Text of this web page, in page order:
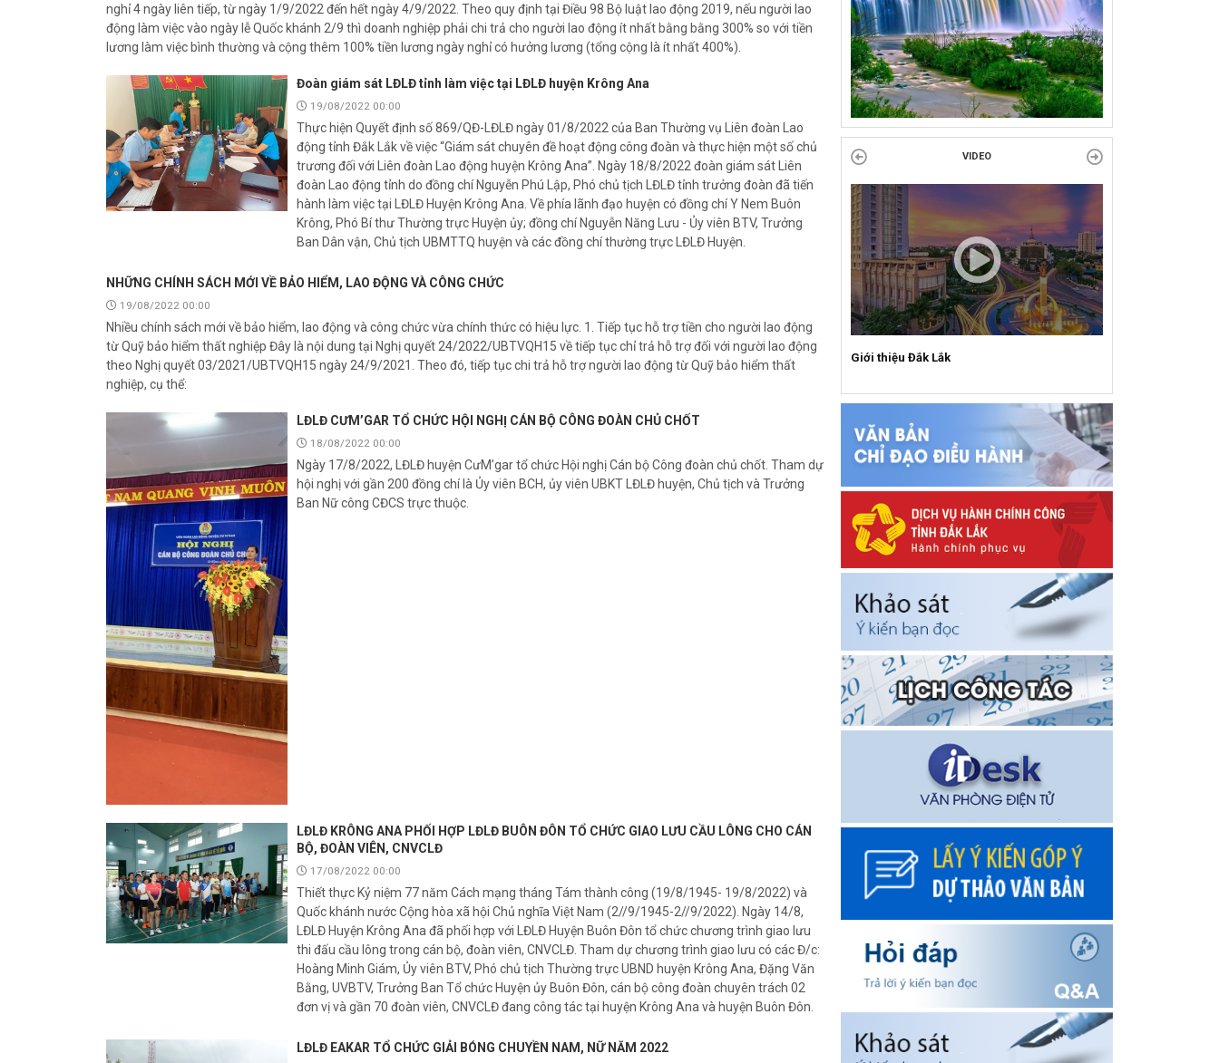
nghỉ 4 ngày liên tiếp, từ ngày 1/9/2022 đến hết ngày 4/9/2022. Theo quy định tại Điều 98 Bộ luật lao động 2019, nếu người lao
động làm việc vào ngày lễ Quốc khánh 2/9 thì doanh nghiệp phải chi trả cho người lao động ít nhất bằng bằng 300% so với tiền
lương làm việc bình thường và cộng thêm 100% tiền lương ngày nghỉ có hưởng lương (tổng cộng là ít nhất 400%).
Đoàn giám sát LĐLĐ tỉnh làm việc tại LĐLĐ huyện Krông Ana
19/08/2022 00:00
Thực hiện Quyết định số 869/QĐ-LĐLĐ ngày 01/8/2022 của Ban Thường vụ Liên đoàn Lao
động tỉnh Đắk Lắk về việc “Giám sát chuyên đề hoạt động công đoàn và thực hiện một số chủ
trương đối với Liên đoàn Lao động huyện Krông Ana”. Ngày 18/8/2022 đoàn giám sát Liên
đoàn Lao động tỉnh do đồng chí Nguyễn Phú Lập, Phó chủ tịch LĐLĐ tỉnh trưởng đoàn đã tiến
hành làm việc tại LĐLĐ Huyện Krông Ana. Về phía lãnh đạo huyện có đồng chí Y Nem Buôn
Krông, Phó Bí thư Thường trực Huyện ủy; đồng chí Nguyễn Năng Lưu - Ủy viên BTV, Trưởng
Ban Dân vận, Chủ tịch UBMTTQ huyện và các đồng chí thường trực LĐLĐ Huyện.
NHỮNG CHÍNH SÁCH MỚI VỀ BẢO HIỂM, LAO ĐỘNG VÀ CÔNG CHỨC
19/08/2022 00:00
Nhiều chính sách mới về bảo hiểm, lao động và công chức vừa chính thức có hiệu lực. 1. Tiếp tục hỗ trợ tiền cho người lao động
từ Quỹ bảo hiểm thất nghiệp Đây là nội dung tại Nghị quyết 24/2022/UBTVQH15 về tiếp tục chỉ trả hỗ trợ đối với người lao động
theo Nghị quyết 03/2021/UBTVQH15 ngày 24/9/2021. Theo đó, tiếp tục chi trả hỗ trợ người lao động từ Quỹ bảo hiểm thất
nghiệp, cụ thể:
LĐLĐ CƯM’GAR TỔ CHỨC HỘI NGHỊ CÁN BỘ CÔNG ĐOÀN CHỦ CHỐT
18/08/2022 00:00
Ngày 17/8/2022, LĐLĐ huyện CưM’gar tổ chức Hội nghị Cán bộ Công đoàn chủ chốt. Tham dự
hội nghị với gần 200 đồng chí là Ủy viên BCH, ủy viên UBKT LĐLĐ huyện, Chủ tịch và Trưởng
Ban Nữ công CĐCS trực thuộc.
LĐLĐ KRÔNG ANA PHỐI HỢP LĐLĐ BUÔN ĐÔN TỔ CHỨC GIAO LƯU CẦU LÔNG CHO CÁN
BỘ, ĐOÀN VIÊN, CNVCLĐ
17/08/2022 00:00
Thiết thực Kỷ niệm 77 năm Cách mạng tháng Tám thành công (19/8/1945- 19/8/2022) và
Quốc khánh nước Cộng hòa xã hội Chủ nghĩa Việt Nam (2//9/1945-2//9/2022). Ngày 14/8,
LĐLĐ Huyện Krông Ana đã phối hợp với LĐLĐ Huyện Buôn Đôn tổ chức chương trình giao lưu
thi đấu cầu lông trong cán bộ, đoàn viên, CNVCLĐ. Tham dự chương trình giao lưu có các Đ/c:
Hoàng Minh Giám, Ủy viên BTV, Phó chủ tịch Thường trực UBND huyện Krông Ana, Đặng Văn
Bằng, UVBTV, Trưởng Ban Tổ chức Huyện ủy Buôn Đôn, cán bộ công đoàn chuyên trách 02
đơn vị và gần 70 đoàn viên, CNVCLĐ đang công tác tại huyện Krông Ana và huyện Buôn Đôn.
LĐLĐ EAKAR TỔ CHỨC GIẢI BÓNG CHUYỀN NAM, NỮ NĂM 2022
ĐỜI ĐỜI GHI NHỚ CÔNG ƠN CÁC ANH HÙNG
LIỆT SĨ, THƯƠNG BINH VÀ NGƯỜI CÓ CÔNG
VỚI CÁCH MẠNG!
Công đoàn phường Tuy Hòa tổ chức chuỗi
hoạt động chào mừng 97 năm ngày thành lập
Công đoàn Việt Nam (28/7/1929 –...
VIDEO
Giới thiệu Đắk Lắk